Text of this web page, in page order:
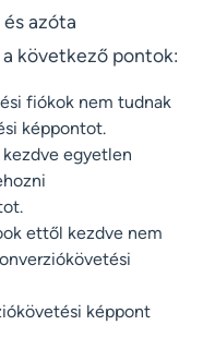
azóta
következő pontok:
fiókok nem tudnak
képpontot.
egyetlen
ettől kezdve nem
képpont